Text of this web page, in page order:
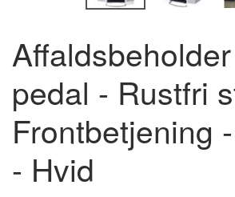
pedal - Rustfri
Frontbetjening
- Hvid